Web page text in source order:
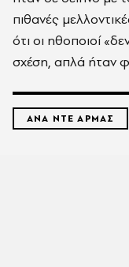
πιθανές
ότι οι ηθοποιοί
σχέση, απλά ήταν
ΑΝΑ ΝΤΕ ΑΡΜΑΣ